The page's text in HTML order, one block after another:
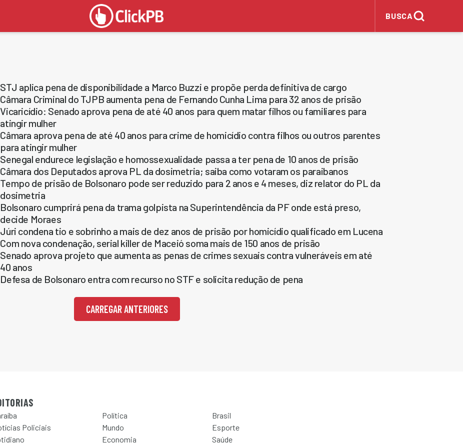
BUSCA
STJ aplica pena de disponibilidade a Marco Buzzi e propõe perda definitiva de cargo
Câmara Criminal do TJPB aumenta pena de Fernando Cunha Lima para 32 anos de prisão
Vicaricídio: Senado aprova pena de até 40 anos para quem matar filhos ou familiares para
atingir mulher
Câmara aprova pena de até 40 anos para crime de homicídio contra filhos ou outros parentes
para atingir mulher
Senegal endurece legislação e homossexualidade passa a ter pena de 10 anos de prisão
Câmara dos Deputados aprova PL da dosimetria; saiba como votaram os paraibanos
Tempo de prisão de Bolsonaro pode ser reduzido para 2 anos e 4 meses, diz relator do PL da
dosimetria
Bolsonaro cumprirá pena da trama golpista na Superintendência da PF onde está preso,
decide Moraes
Júri condena tio e sobrinho a mais de dez anos de prisão por homicídio qualificado em Lucena
Com nova condenação, serial killer de Maceió soma mais de 150 anos de prisão
Senado aprova projeto que aumenta as penas de crimes sexuais contra vulneráveis em até
40 anos
Defesa de Bolsonaro entra com recurso no STF e solicita redução de pena
CARREGAR ANTERIORES
Política
Brasil
Policiais
Mundo
Esporte
Economia
Saúde